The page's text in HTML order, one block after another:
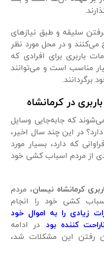
سلیقه و طبق نیازهای
می‌کنند و در محل مورد نظر
باربری برای افرادی که
مناسب است و می‌توانند
برگردانند.
در کرمانشاه
که جابه‌جایی وسایل
در این چند سال اخیر،
که دارد، بسیار مورد
از مردم اسباب کشی خود
کرمانشاه نیسان، مردم
کشی خود را انجام
زیادی را به اموال خود
کننده بود. در ادامه
رفتن این مشکلات شد،